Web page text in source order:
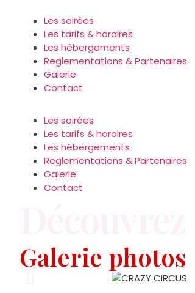
Les soirées
Les tarifs & horaires
Les hébergements
Reglementations & Partenaires
Galerie
Contact
Les soirées
Les tarifs & horaires
Les hébergements
Reglementations & Partenaires
Galerie
Contact
Galerie photos